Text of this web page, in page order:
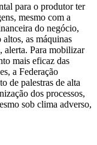
para o produtor ter
mesmo com a
do negócio,
altos, as máquinas
alerta. Para mobilizar
mais eficaz das
a Federação
de palestras de alta
dos processos,
sob clima adverso,